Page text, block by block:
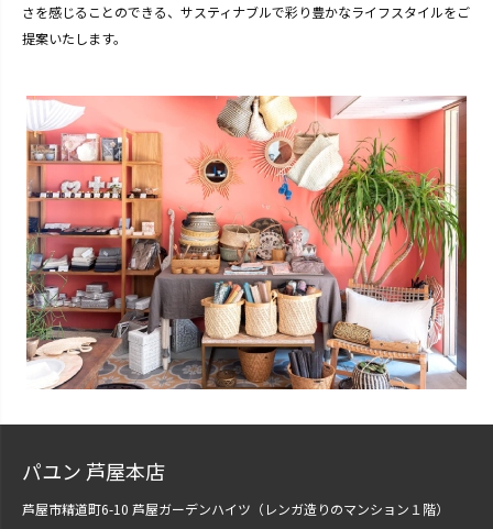
さを感じることのできる、サスティナブルで彩り豊かなライフスタイルをご
提案いたします。
パユン 芦屋本店
芦屋市精道町6-10 芦屋ガーデンハイツ（レンガ造りのマンション１階）